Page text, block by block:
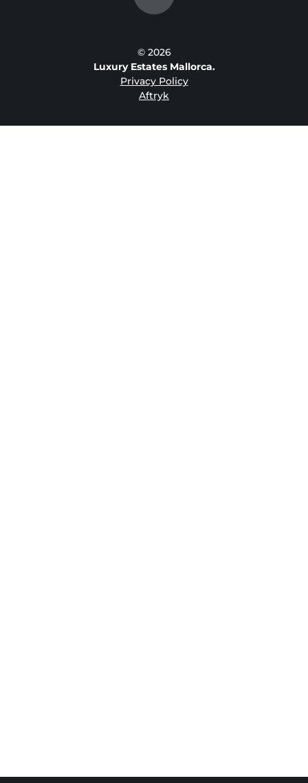
© 2026
Luxury Estates Mallorca.
Privacy Policy
Aftryk